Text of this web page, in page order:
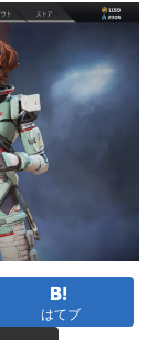
はてブ